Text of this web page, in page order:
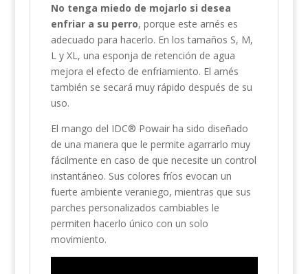
No tenga miedo de mojarlo si desea
enfriar a su perro, porque este arnés es
adecuado para hacerlo. En los tamaños S, M,
L y XL, una esponja de retención de agua
mejora el efecto de enfriamiento. El arnés
también se secará muy rápido después de su
uso.
El mango del IDC® Powair ha sido diseñado
de una manera que le permite agarrarlo muy
fácilmente en caso de que necesite un control
instantáneo. Sus colores fríos evocan un
fuerte ambiente veraniego, mientras que sus
parches personalizados cambiables le
permiten hacerlo único con un solo
movimiento.